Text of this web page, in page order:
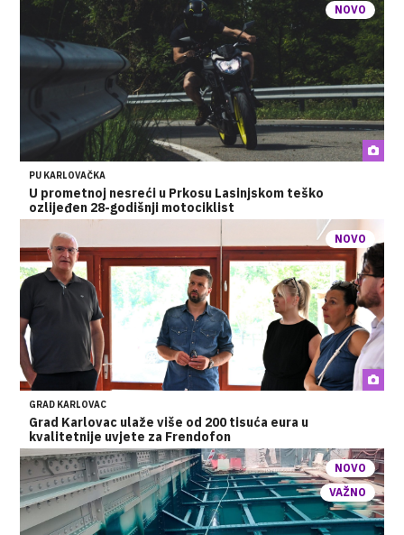
NOVO
PU KARLOVAČKA
U prometnoj nesreći u Prkosu Lasinjskom teško
ozlijeđen 28-godišnji motociklist
NOVO
GRAD KARLOVAC
Grad Karlovac ulaže više od 200 tisuća eura u
kvalitetnije uvjete za Frendofon
NOVO
VAŽNO